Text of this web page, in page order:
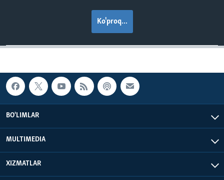
Ko'proq...
BO'LIMLAR
MULTIMEDIA
XIZMATLAR